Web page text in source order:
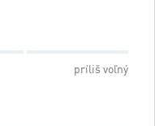
príliš voľný